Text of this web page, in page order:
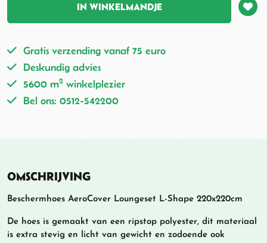
IN WINKELMANDJE
Gratis verzending vanaf 75 euro
Deskundig advies
5600 m2 winkelplezier
Bel ons: 0512-542200
OMSCHRIJVING
Beschermhoes AeroCover Loungeset L-Shape 220x220cm
De hoes is gemaakt van een ripstop polyester, dit materiaal
is extra stevig en licht van gewicht en zodoende ook